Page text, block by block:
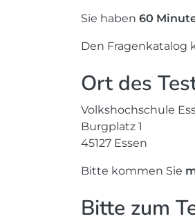
Sie haben 60
Den Fragenkatalog
Ort des
Volkshochschule
Burgplatz 1
45127 Essen
Bitte kommen Sie
Bitte zum